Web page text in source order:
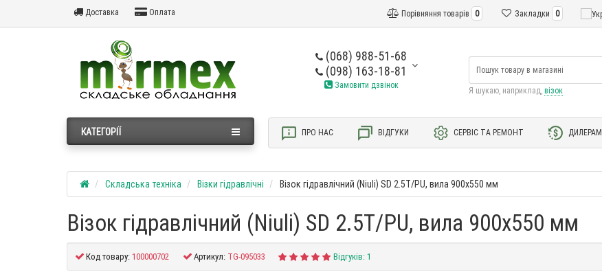
Доставка Оплата Закладки 0
Порівняння товарів 0
(068) 988-51-68
(098) 163-18-81
Замовити дзвінок
Я шукаю, наприклад, візок
КАТЕГОРІЇ ПРО НАС ВІДГУКИ СЕРВІС ТА РЕМОНТ ДИЛЕРАМ
Складська техніка Візки гідравлічні Візок гідравлічний (Niuli) SD 2.5T/PU, вила 900x550 мм
Візок гідравлічний (Niuli) SD 2.5T/PU, вила 900x550 мм
Код товару:100000702 Артикул: TG-095033 Відгуків: 1